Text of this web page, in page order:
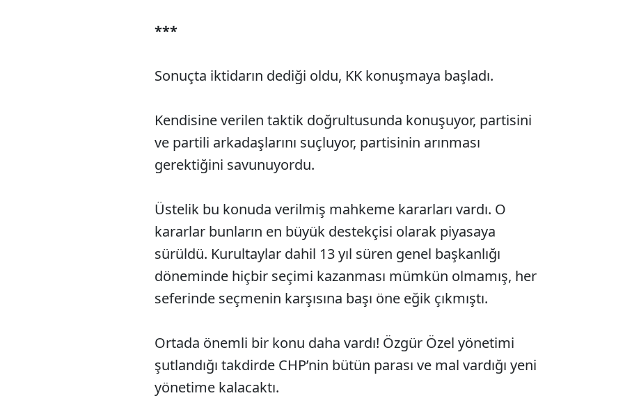
***
Sonuçta iktidarın dediği oldu, KK konuşmaya başladı.
Kendisine verilen taktik doğrultusunda konuşuyor, partisini
ve partili arkadaşlarını suçluyor, partisinin arınması
gerektiğini savunuyordu.
Üstelik bu konuda verilmiş mahkeme kararları vardı. O
kararlar bunların en büyük destekçisi olarak piyasaya
sürüldü. Kurultaylar dahil 13 yıl süren genel başkanlığı
döneminde hiçbir seçimi kazanması mümkün olmamış, her
seferinde seçmenin karşısına başı öne eğik çıkmıştı.
Ortada önemli bir konu daha vardı! Özgür Özel yönetimi
şutlandığı takdirde CHP’nin bütün parası ve mal vardığı yeni
yönetime kalacaktı.